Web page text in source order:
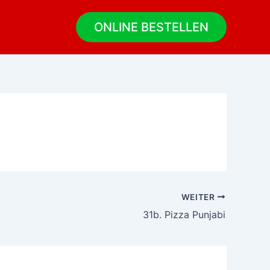
ONLINE BESTELLEN
WEITER
31b. Pizza Punjabi